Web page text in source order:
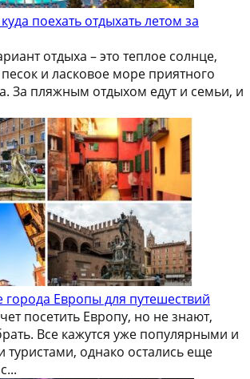
поехать отдыхать летом за
отдыха – это теплое солнце,
и ласковое море приятного
За пляжным отдыхом едут и семьи, и
Европы для путешествий
посетить Европу, но не знают,
Все кажутся уже популярными и
однако остались еще